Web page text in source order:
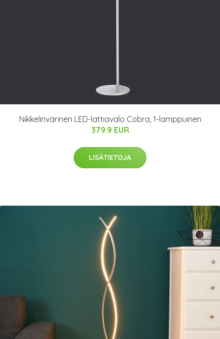
Nikkelinvärinen LED-lattiavalo Cobra, 1-lamppuinen
379.9 EUR
LISÄTIETOJA